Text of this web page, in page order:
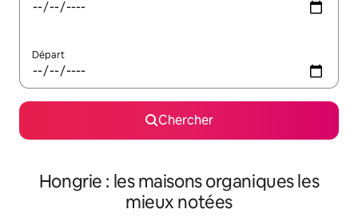
Départ
Chercher
Hongrie : les maisons organiques les
mieux notées